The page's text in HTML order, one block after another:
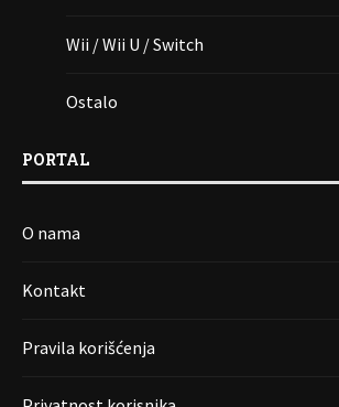
Wii / Wii U / Switch
Ostalo
PORTAL
O nama
Kontakt
Pravila korišćenja